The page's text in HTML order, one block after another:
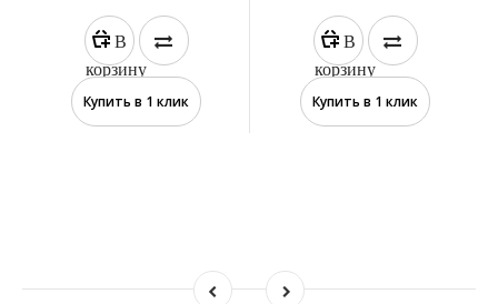
В
корзину
Купить в 1 клик
В
корзину
Купить в 1 клик